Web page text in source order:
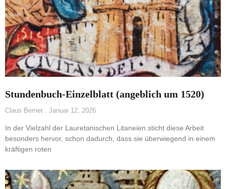
Stundenbuch-Einzelblatt (angeblich um 1520)
Claus Bernet Januar 12, 2026
In der Vielzahl der Lauretanischen Litaneien sticht diese Arbeit
besonders hervor, schon dadurch, dass sie überwiegend in einem
kräftigen roten